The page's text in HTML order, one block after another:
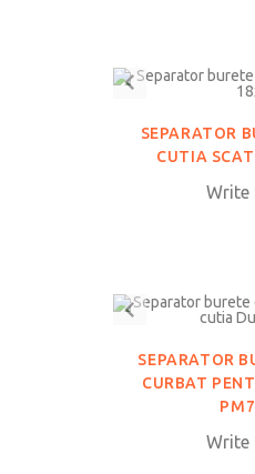
SEPARATOR
CUTIA
Write
SEPARATOR
CURBAT
Write